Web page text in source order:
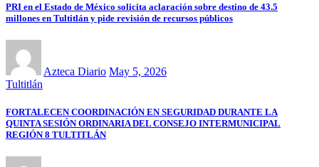
PRI en el Estado de México solicita aclaración sobre destino de 43.5
millones en Tultitlán y pide revisión de recursos públicos
Azteca Diario May 5, 2026
Tultitlán
FORTALECEN COORDINACIÓN EN SEGURIDAD DURANTE LA
QUINTA SESIÓN ORDINARIA DEL CONSEJO INTERMUNICIPAL
REGIÓN 8 TULTITLÁN